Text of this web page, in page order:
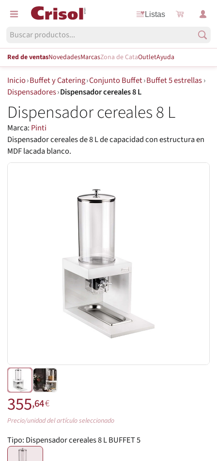
Listas
Red de ventasNovedadesMarcasZona de CataOutletAyuda
Inicio›Buffet y Catering›Conjunto Buffet›Buffet 5 estrellas›
Dispensadores›Dispensador cereales 8 L
Dispensador cereales 8 L
Marca: Pinti
Dispensador cereales de 8 L de capacidad con estructura en
MDF lacada blanco.
355,64€
Precio/unidad del artículo seleccionado
Tipo: Dispensador cereales 8 L BUFFET 5